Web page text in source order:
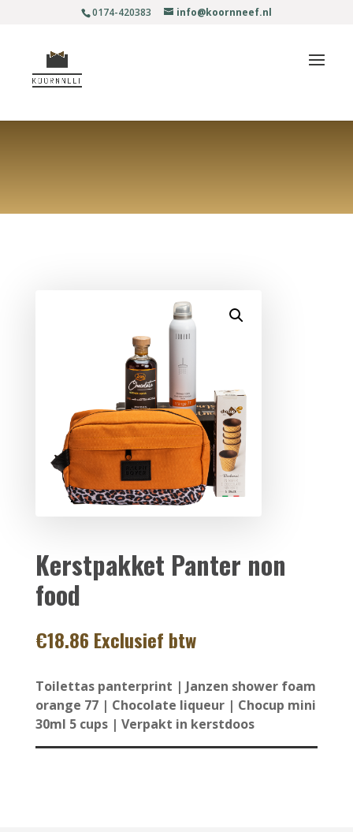
0174-420383 info@koornneef.nl
Kerstpakket Panter non
food
€18.86 Exclusief btw
Toilettas panterprint | Janzen shower foam
orange 77 | Chocolate liqueur | Chocup mini
30ml 5 cups | Verpakt in kerstdoos